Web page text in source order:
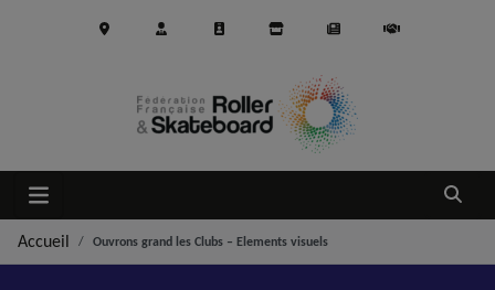
Ouvrir
Accueil Ouvrons grand les Clubs – Elements visuels